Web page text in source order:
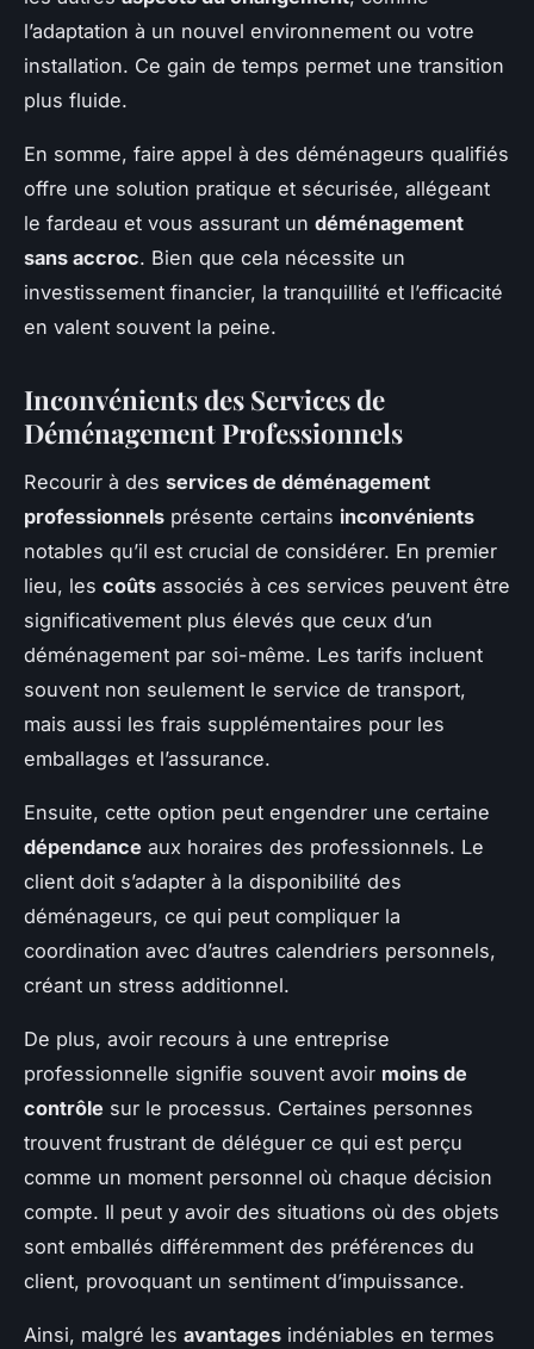
l’adaptation à un nouvel environnement ou votre
installation. Ce gain de temps permet une transition
plus fluide.
En somme, faire appel à des déménageurs qualifiés
offre une solution pratique et sécurisée, allégeant
le fardeau et vous assurant un déménagement
sans accroc. Bien que cela nécessite un
investissement financier, la tranquillité et l’efficacité
en valent souvent la peine.
Inconvénients des Services de
Déménagement Professionnels
Recourir à des services de déménagement
professionnels présente certains inconvénients
notables qu’il est crucial de considérer. En premier
lieu, les coûts associés à ces services peuvent être
significativement plus élevés que ceux d’un
déménagement par soi-même. Les tarifs incluent
souvent non seulement le service de transport,
mais aussi les frais supplémentaires pour les
emballages et l’assurance.
Ensuite, cette option peut engendrer une certaine
dépendance aux horaires des professionnels. Le
client doit s’adapter à la disponibilité des
déménageurs, ce qui peut compliquer la
coordination avec d’autres calendriers personnels,
créant un stress additionnel.
De plus, avoir recours à une entreprise
professionnelle signifie souvent avoir moins de
contrôle sur le processus. Certaines personnes
trouvent frustrant de déléguer ce qui est perçu
comme un moment personnel où chaque décision
compte. Il peut y avoir des situations où des objets
sont emballés différemment des préférences du
client, provoquant un sentiment d’impuissance.
Ainsi, malgré les avantages indéniables en termes